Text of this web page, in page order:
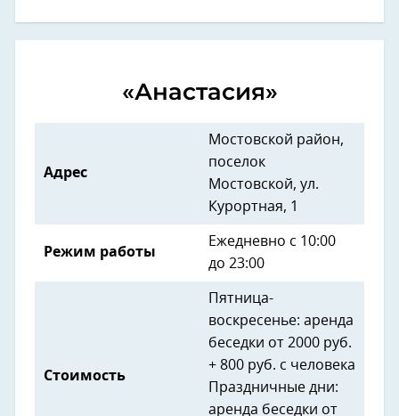
«Анастасия»
Адрес
Мостовской район,
поселок
Мостовской, ул.
Курортная, 1
Режим работы
Ежедневно с 10:00
до 23:00
Стоимость
Пятница-
воскресенье: аренда
беседки от 2000 руб.
+ 800 руб. с человека
Праздничные дни:
аренда беседки от